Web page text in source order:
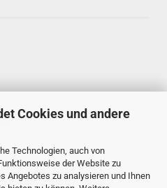
Cookies und andere
Technologien, auch von
der Website zu
Angebotes zu analysieren und Ihnen